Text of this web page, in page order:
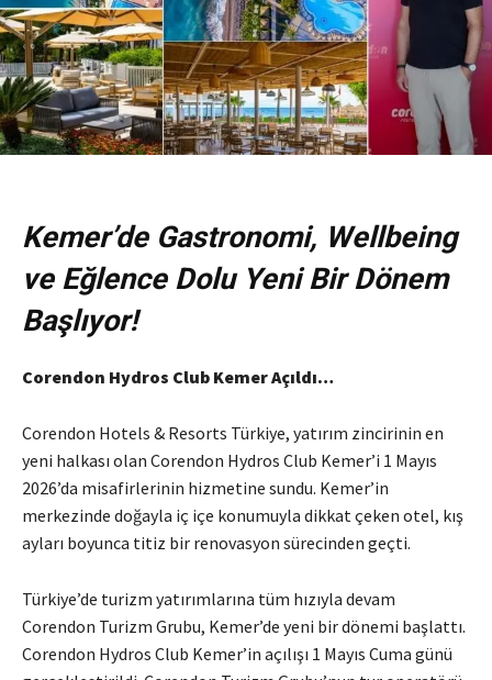
Kemer’de Gastronomi, Wellbeing
ve Eğlence Dolu Yeni Bir Dönem
Başlıyor!
Corendon Hydros Club Kemer Açıldı…
Corendon Hotels & Resorts Türkiye, yatırım zincirinin en
yeni halkası olan Corendon Hydros Club Kemer’i 1 Mayıs
2026’da misafirlerinin hizmetine sundu. Kemer’in
merkezinde doğayla iç içe konumuyla dikkat çeken otel, kış
ayları boyunca titiz bir renovasyon sürecinden geçti.
Türkiye’de turizm yatırımlarına tüm hızıyla devam
Corendon Turizm Grubu, Kemer’de yeni bir dönemi başlattı.
Corendon Hydros Club Kemer’in açılışı 1 Mayıs Cuma günü